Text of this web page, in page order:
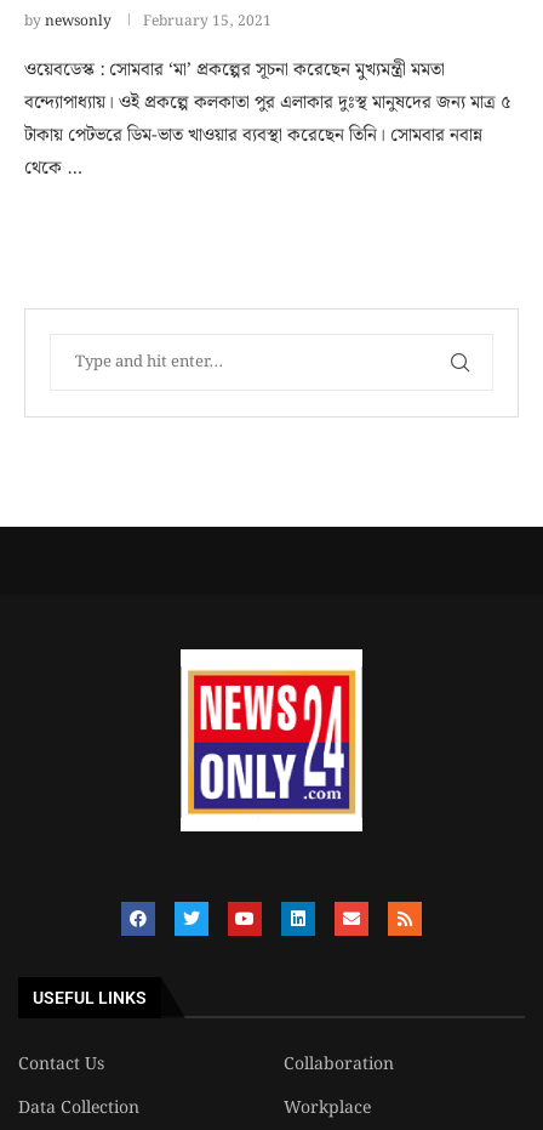
bynewsonly February 15, 2021
ওয়েবডেস্ক : সোমবার ‘মা’ প্রকল্পের সূচনা করেছেন মুখ্যমন্ত্রী মমতা
বন্দ্যোপাধ্যায়। ওই প্রকল্পে কলকাতা পুর এলাকার দুঃস্থ মানুষদের জন্য মাত্র ৫
টাকায় পেটভরে ডিম-ভাত খাওয়ার ব্যবস্থা করেছেন তিনি। সোমবার নবান্ন
থেকে …
USEFUL LINKS
Contact Us
Collaboration
Data Collection
Workplace